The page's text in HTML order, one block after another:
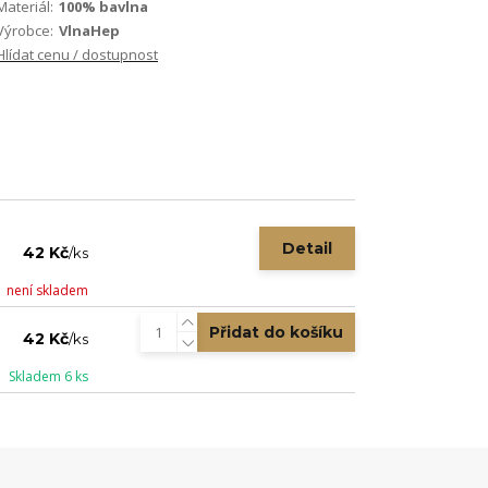
100% bavlna
VlnaHep
cenu / dostupnost
42 Kč/ks
není skladem
Detail
42 Kč/ks
Skladem 6 ks
Přidat do košíku